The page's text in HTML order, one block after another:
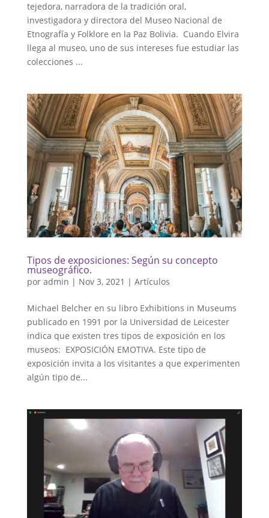
tejedora, narradora de la tradición oral,
investigadora y directora del Museo Nacional de
Etnografía y Folklore en la Paz Bolivia. Cuando Elvira
llega al museo, uno de sus intereses fue estudiar las
colecciones ...
Tipos de exposiciones: Según su concepto
museográfico.
por admin | Nov 3, 2021 | Artículos
Michael Belcher en su libro Exhibitions in Museums
publicado en 1991 por la Universidad de Leicester
indica que existen tres tipos de exposición en los
museos: EXPOSICIÓN EMOTIVA. Este tipo de
exposición invita a los visitantes a que experimenten
algún tipo de...